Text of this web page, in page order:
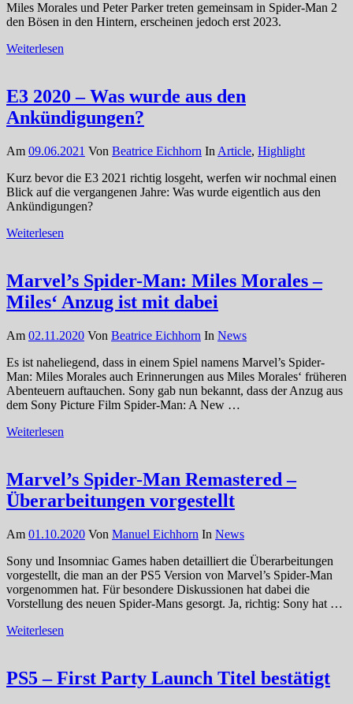
Miles Morales und Peter Parker treten gemeinsam in Spider-Man 2
den Bösen in den Hintern, erscheinen jedoch erst 2023.
Weiterlesen
E3 2020 – Was wurde aus den
Ankündigungen?
Am 09.06.2021 Von Beatrice Eichhorn In Article, Highlight
Kurz bevor die E3 2021 richtig losgeht, werfen wir nochmal einen
Blick auf die vergangenen Jahre: Was wurde eigentlich aus den
Ankündigungen?
Weiterlesen
Marvel’s Spider-Man: Miles Morales –
Miles‘ Anzug ist mit dabei
Am 02.11.2020 Von Beatrice Eichhorn In News
Es ist naheliegend, dass in einem Spiel namens Marvel’s Spider-
Man: Miles Morales auch Erinnerungen aus Miles Morales‘ früheren
Abenteuern auftauchen. Sony gab nun bekannt, dass der Anzug aus
dem Sony Picture Film Spider-Man: A New …
Weiterlesen
Marvel’s Spider-Man Remastered –
Überarbeitungen vorgestellt
Am 01.10.2020 Von Manuel Eichhorn In News
Sony und Insomniac Games haben detailliert die Überarbeitungen
vorgestellt, die man an der PS5 Version von Marvel’s Spider-Man
vorgenommen hat. Für besondere Diskussionen hat dabei die
Vorstellung des neuen Spider-Mans gesorgt. Ja, richtig: Sony hat …
Weiterlesen
PS5 – First Party Launch Titel bestätigt